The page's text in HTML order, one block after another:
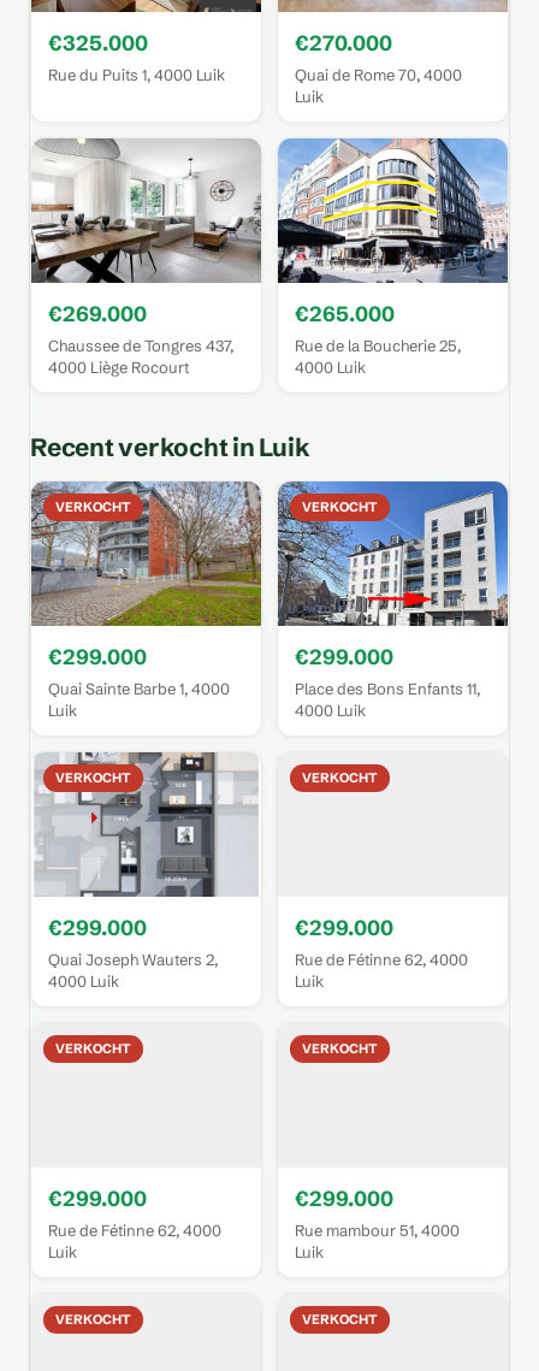
€325.000
Rue du Puits 1, 4000 Luik
€270.000
Quai de Rome 70, 4000
Luik
€269.000
Chaussee de Tongres 437,
4000 Liège Rocourt
€265.000
Rue de la Boucherie 25,
4000 Luik
Recent verkocht in Luik
VERKOCHT
€299.000
Quai Sainte Barbe 1, 4000
Luik
VERKOCHT
€299.000
Place des Bons Enfants 11,
4000 Luik
VERKOCHT
€299.000
Quai Joseph Wauters 2,
4000 Luik
VERKOCHT
€299.000
Rue de Fétinne 62, 4000
Luik
VERKOCHT
€299.000
Rue de Fétinne 62, 4000
Luik
VERKOCHT
€299.000
Rue mambour 51, 4000
Luik
VERKOCHT VERKOCHT